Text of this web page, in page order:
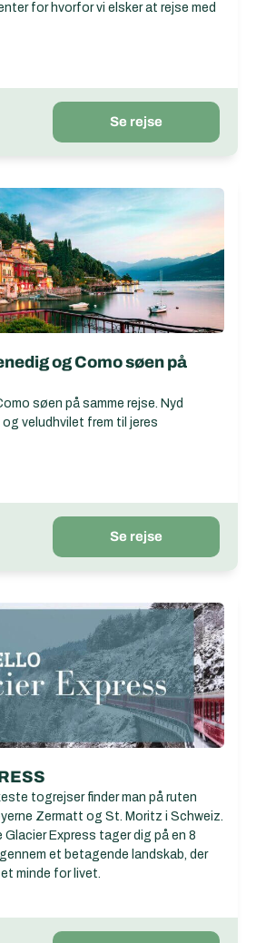
for hvorfor vi elsker at rejse med
Se rejse
og Como søen på
søen på samme rejse. Nyd
veludhvilet frem til jeres
Se rejse
togrejser finder man på ruten
Zermatt og St. Moritz i Schweiz.
Glacier Express tager dig på en 8
et betagende landskab, der
minde for livet.